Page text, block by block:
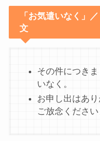
「お気遣いなく」
文
その件につき
いなく。
お申し出はあ
ご放念ください